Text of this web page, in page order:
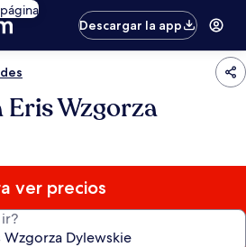
Descargar la app
Wzgorza
ver precios